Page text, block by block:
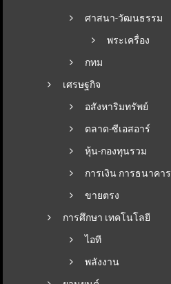
ศาสนา-วัฒนธรรม
พระเครื่อง
กทม
เศรษฐกิจ
อสังหาริมทรัพย์
ตลาด-ซีเอสอาร์
หุ้น-กองทุนรวม
การเงิน การธนาคาร
ขายตรง
การศึกษา เทคโนโลยี
ไอที
พลังงาน